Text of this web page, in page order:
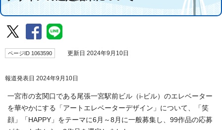
ページID 1063590 更新日 2024年9月10日
報道発表日 2024年9月10日
一宮市の玄関口である尾張一宮駅前ビル（i‐ビル）のエレベーター
を華やかにする「アートエレベーターデザイン」について、「笑
顔」「HAPPY」をテーマに6月～8月に一般募集し、99作品の応募